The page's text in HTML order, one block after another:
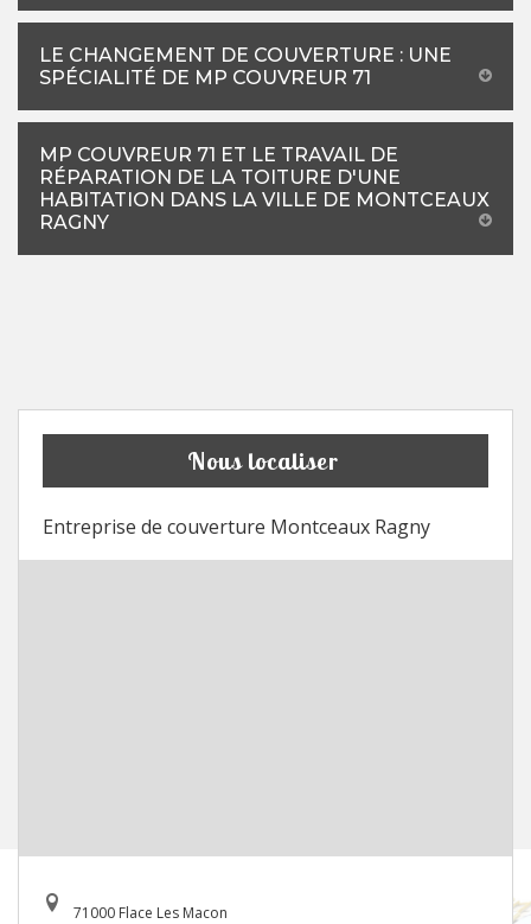
LE CHANGEMENT DE COUVERTURE : UNE
SPÉCIALITÉ DE MP COUVREUR 71
MP COUVREUR 71 ET LE TRAVAIL DE
RÉPARATION DE LA TOITURE D'UNE
HABITATION DANS LA VILLE DE MONTCEAUX
RAGNY
Nous localiser
Entreprise de couverture Montceaux Ragny
71000 Flace Les Macon